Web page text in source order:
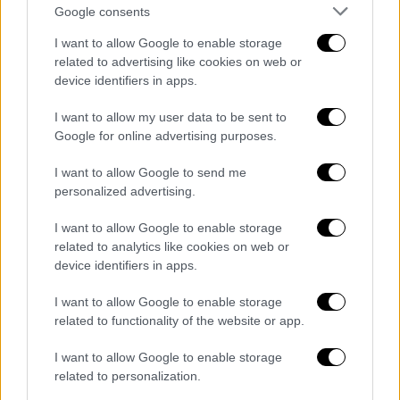
Google consents
I want to allow Google to enable storage
related to advertising like cookies on web or
device identifiers in apps.
I want to allow my user data to be sent to
Google for online advertising purposes.
I want to allow Google to send me
personalized advertising.
I want to allow Google to enable storage
related to analytics like cookies on web or
device identifiers in apps.
I want to allow Google to enable storage
related to functionality of the website or app.
I want to allow Google to enable storage
related to personalization.
Σύμφωνα με τα επίσημα στοιχεία της
Εθνικής Κεντρικής Αρχής Προμηθειών
Υγείας (ΕΚΑΠΥ), το 2023 οι υποχρεωτικές
επιστροφές που καλούνται να καταβάλλουν
βιοφαρμακευτικές εταιρείες, για τα
φάρμακα που διαθέτουν στα δημόσια
νοσοκομεία με τιμή μεγαλύτερη των 30
ευρώ, ανέρχονται στο 79%.